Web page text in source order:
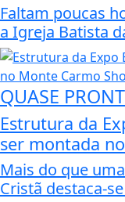
Faltam poucas
a Igreja Batista
QUASE
Estrutura da
ser montada
Mais do que
Cristã destaca-